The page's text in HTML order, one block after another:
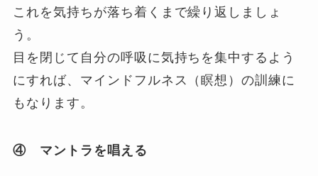
これを気持ちが落ち着くまで繰り返しましょ
う。
目を閉じて自分の呼吸に気持ちを集中するよう
にすれば、マインドフルネス（瞑想）の訓練に
もなります。
④ マントラを唱える